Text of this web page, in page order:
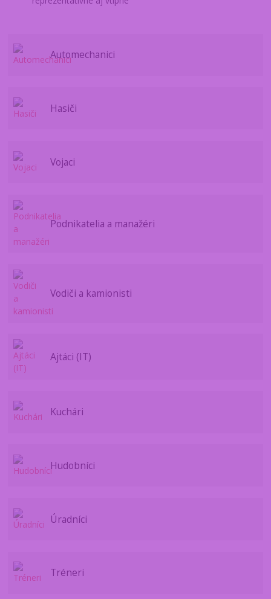
Automechanici
Hasiči
Vojaci
Podnikatelia a manažéri
Vodiči a kamionisti
Ajtáci (IT)
Kuchári
Hudobníci
Úradníci
Tréneri